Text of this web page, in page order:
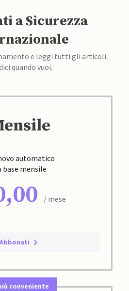
a Sicurezza
e leggi tutti gli articoli.
quando vuoi.
automatico
base mensile
/ mese
Abbonati
conveniente